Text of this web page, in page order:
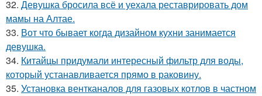
32. Девушка бросила всё и уехала реставрировать дом
мамы на Алтае.
33. Вот что бывает когда дизайном кухни занимается
девушка.
34. Китайцы придумали интересный фильтр для воды,
который устанавливается прямо в раковину.
35. Установка вентканалов для газовых котлов в частном